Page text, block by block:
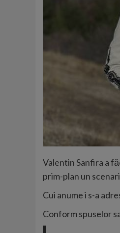
Valentin Sanfira a
prim-plan un
Cui anume i s-a
Conform spuselor